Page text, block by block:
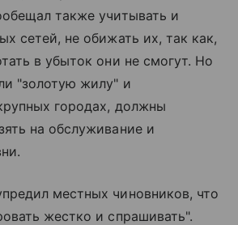
также учитывать и
сетей, не обижать их, так как,
в убыток они не смогут. Но
"золотую жилу" и
городах, должны
на обслуживание и
местных чиновников, что
жестко и спрашивать".